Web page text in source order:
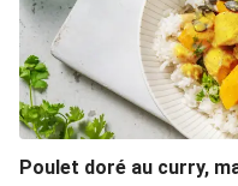
Poulet doré au curry,